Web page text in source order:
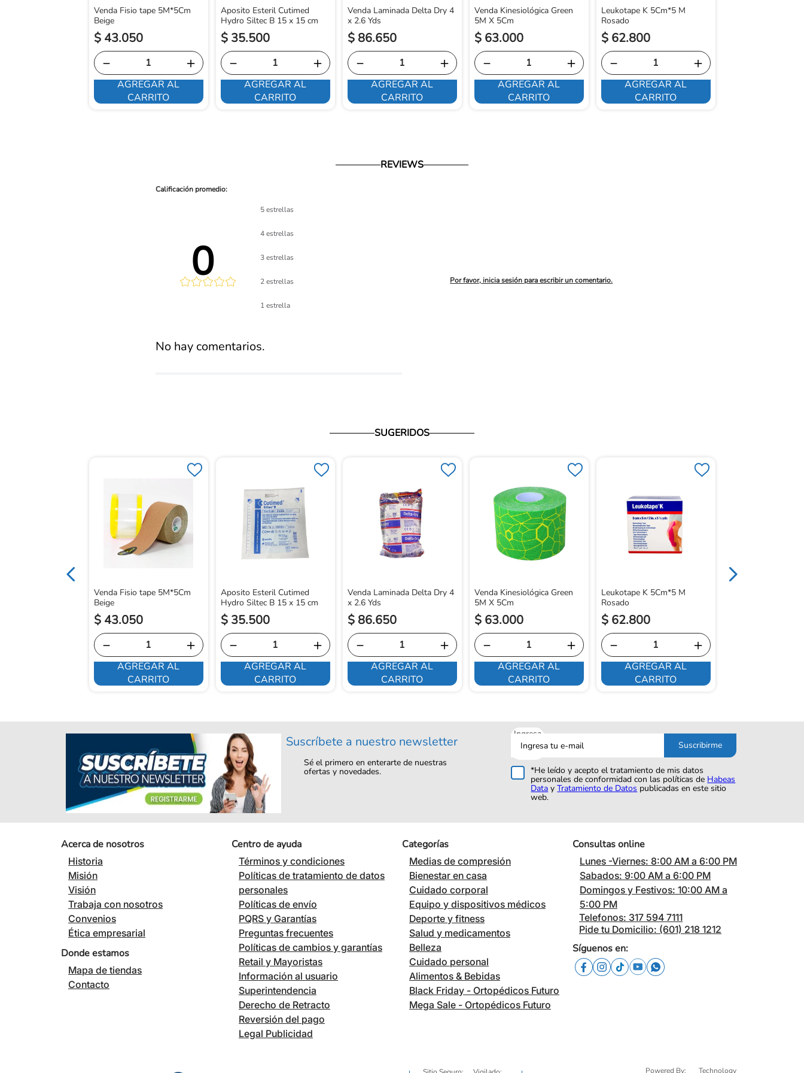
Venda Fisio tape 5M*5Cm
Beige
$ 43.050
＋
－
AGREGAR AL
CARRITO
Aposito Esteril Cutimed
Hydro Siltec B 15 x 15 cm
$ 35.500
＋
－
AGREGAR AL
CARRITO
Venda Laminada Delta Dry 4
x 2.6 Yds
$ 86.650
＋
－
AGREGAR AL
CARRITO
Venda Kinesiológica Green
5M X 5Cm
$ 63.000
＋
－
AGREGAR AL
CARRITO
Leukotape K 5Cm*5 M
Rosado
$ 62.800
＋
－
AGREGAR AL
CARRITO
REVIEWS
0
Calificación
promedio
5 estrellas
4 estrellas
3 estrellas
2 estrellas
1 estrella
Por favor, inicia sesión para escribir un comentario.
No hay comentarios.
SUGERIDOS
Venda Fisio tape 5M*5Cm
Beige
$ 43.050
＋
－
AGREGAR AL
CARRITO
Aposito Esteril Cutimed
Hydro Siltec B 15 x 15 cm
$ 35.500
＋
－
AGREGAR AL
CARRITO
Venda Laminada Delta Dry 4
x 2.6 Yds
$ 86.650
＋
－
AGREGAR AL
CARRITO
Venda Kinesiológica Green
5M X 5Cm
$ 63.000
＋
－
AGREGAR AL
CARRITO
Leukotape K 5Cm*5 M
Rosado
$ 62.800
＋
－
AGREGAR AL
CARRITO
Suscríbete a nuestro newsletter
Sé el primero en enterarte de nuestras
ofertas y novedades.
Ingresa
tu
correo
Suscribirme
*He leído y acepto el tratamiento de mis datos
personales de conformidad con las políticas de Habeas
Data yTratamiento de Datos publicadas en este sitio
web.
Acerca de nosotros
Historia
Misión
Visión
Trabaja con nosotros
Convenios
Ética empresarial
Donde estamos
Mapa de tiendas
Contacto
Centro de ayuda
Términos y condiciones
Políticas de tratamiento de datos
personales
Políticas de envío
PQRS y Garantías
Preguntas frecuentes
Políticas de cambios y garantías
Retail y Mayoristas
Información al usuario
Superintendencia
Derecho de Retracto
Reversión del pago
Legal Publicidad
Categorías
Medias de compresión
Bienestar en casa
Cuidado corporal
Equipo y dispositivos médicos
Deporte y fitness
Salud y medicamentos
Belleza
Cuidado personal
Alimentos & Bebidas
Black Friday - Ortopédicos Futuro
Mega Sale - Ortopédicos Futuro
Consultas online
Lunes -Viernes: 8:00 AM a 6:00 PM
Sabados: 9:00 AM a 6:00 PM
Domingos y Festivos: 10:00 AM a
5:00 PM
Telefonos: 317 594 7111
Pide tu Domicilio: (601) 218 1212
Síguenos en:
Powered By: Technology